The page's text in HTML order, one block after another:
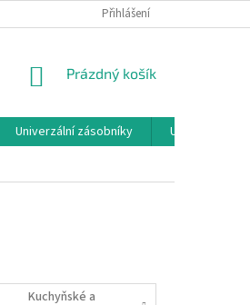
Přihlášení
NÁKUPNÍ
Prázdný košík
Univerzální zásobníky
Univerzální
Kuchyňské a